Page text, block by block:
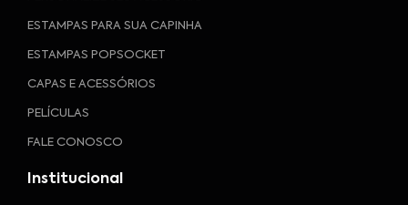
ESTAMPAS PARA SUA CAPINHA
ESTAMPAS POPSOCKET
CAPAS E ACESSÓRIOS
PELÍCULAS
FALE CONOSCO
Institucional